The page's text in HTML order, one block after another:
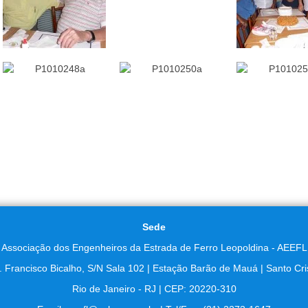
Sede
Associação dos Engenheiros da Estrada de Ferro Leopoldina - AEEFL
Francisco Bicalho, S/N Sala 102 | Estação Barão de Mauá | Santo
Rio de Janeiro - RJ | CEP: 20220-310